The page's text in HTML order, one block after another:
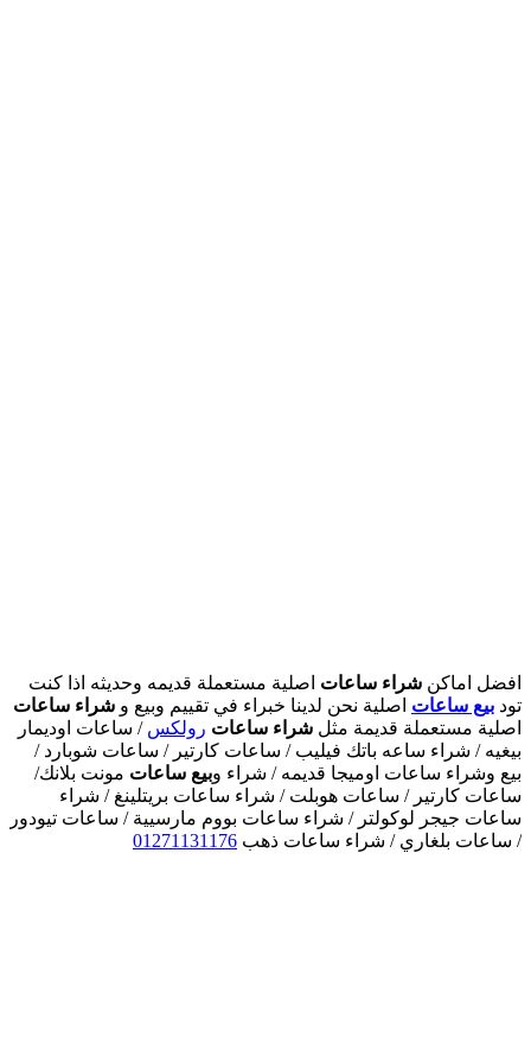
افضل اماكن شراء ساعات اصلية مستعملة قديمه وحديثه اذا كنت
تود بيع ساعات اصلية نحن لدينا خبراء في تقييم وبيع و شراء ساعات
اصلية مستعملة قديمة مثل شراء ساعات رولكس / ساعات اوديمار
بيغيه / شراء ساعه باتك فيليب / ساعات كارتير / ساعات شوبارد /
بيع وشراء ساعات اوميجا قديمه / شراء وبيع ساعات مونت بلانك/
ساعات كارتير / ساعات هوبلت / شراء ساعات بريتلينغ / شراء
ساعات جيجر لوكولتر / شراء ساعات بووم مارسيية / ساعات تيودور
/ ساعات بلغاري / شراء ساعات ذهب 01271131176